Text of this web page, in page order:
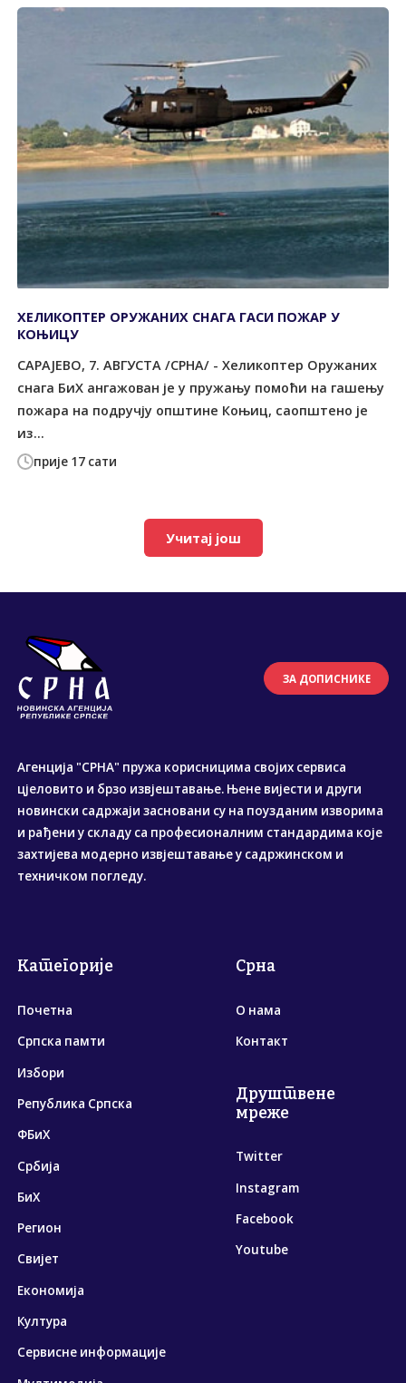
прије 17 сати
ХЕЛИКОПТЕР ОРУЖАНИХ СНАГА ГАСИ ПОЖАР У
КОЊИЦУ
САРАЈЕВО, 7. АВГУСТА /СРНА/ - Хеликоптер Оружаних
снага БиХ ангажован је у пружању помоћи на гашењу
пожара на подручју општине Коњиц, саопштено је
из...
Учитај још
ЗА ДОПИСНИКЕ
Агенција "СРНА" пружа корисницима својих сервиса
цјеловито и брзо извјештавање. Њене вијести и други
новински садржаји засновани су на поузданим изворима
и рађени у складу са професионалним стандардима које
захтијева модерно извјештавање у садржинском и
техничком погледу.
Категорије
Почетна
Српска памти
Избори
Република Српска
ФБиХ
Србија
БиХ
Регион
Свијет
Економија
Култура
Сервисне информације
Срна
О нама
Контакт
Друштвене
мреже
Twitter
Instagram
Facebook
Youtube